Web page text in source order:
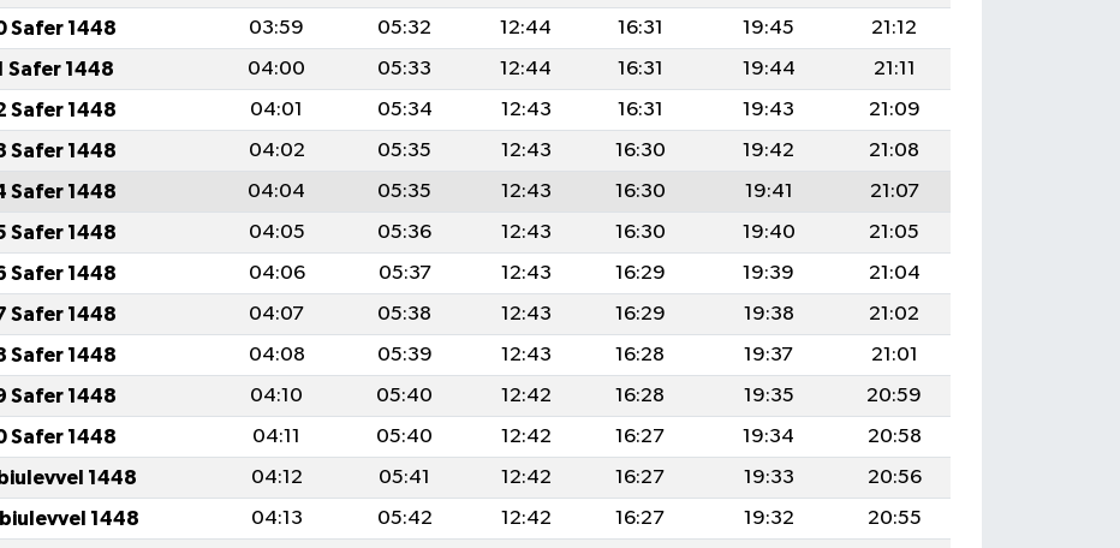
Safer 1448 03:59 05:32 12:44 16:31 19:45
21:12
Safer 1448 04:00 05:33 12:44 16:31 19:44
21:11
Safer 1448 04:01 05:34 12:43 16:31 19:43
21:09
Safer 1448 04:02 05:35 12:43 16:30 19:42
21:08
Safer 1448 04:04 05:35 12:43 16:30 19:41
21:07
Safer 1448 04:05 05:36 12:43 16:30 19:40
21:05
Safer 1448 04:06 05:37 12:43 16:29 19:39
21:04
Safer 1448 04:07 05:38 12:43 16:29 19:38
21:02
Safer 1448 04:08 05:39 12:43 16:28 19:37
21:01
Safer 1448 04:10 05:40 12:42 16:28 19:35
20:59
Safer 1448 04:11 05:40 12:42 16:27 19:34
20:58
1448 04:12 05:41 12:42 16:27 19:33
20:56
1448 04:13 05:42 12:42 16:27 19:32
20:55